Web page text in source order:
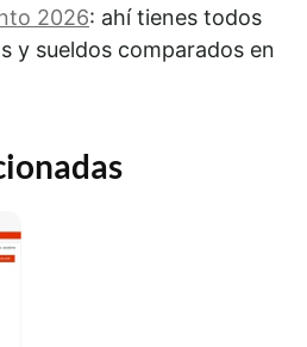
2026: ahí tienes todos
y sueldos comparados en